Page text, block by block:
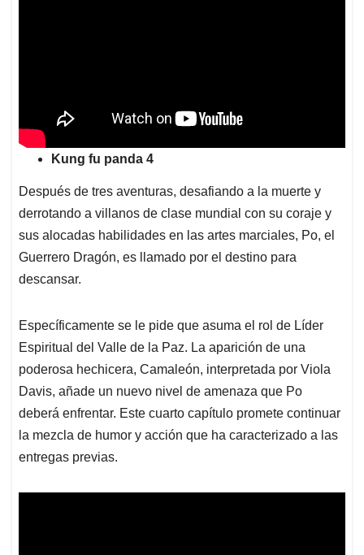
Kung fu panda 4
Después de tres aventuras, desafiando a la muerte y
derrotando a villanos de clase mundial con su coraje y
sus alocadas habilidades en las artes marciales, Po, el
Guerrero Dragón, es llamado por el destino para
descansar.
Específicamente se le pide que asuma el rol de Líder
Espiritual del Valle de la Paz. La aparición de una
poderosa hechicera, Camaleón, interpretada por Viola
Davis, añade un nuevo nivel de amenaza que Po
deberá enfrentar. Este cuarto capítulo promete continuar
la mezcla de humor y acción que ha caracterizado a las
entregas previas.